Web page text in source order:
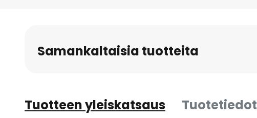
Samankaltaisia tuotteita
Tuotteen yleiskatsaus Tuotetiedot